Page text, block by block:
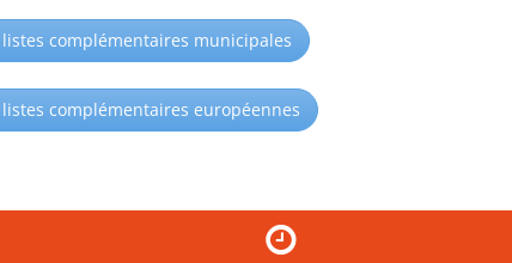
complémentaires municipales
complémentaires européennes